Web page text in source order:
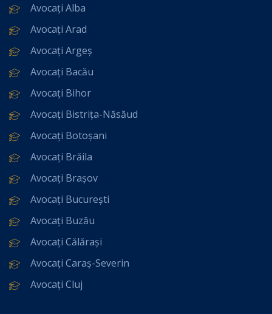
Avocați Alba
Avocați Arad
Avocați Argeș
Avocați Bacău
Avocați Bihor
Avocați Bistrița-Năsăud
Avocați Botoșani
Avocați Brăila
Avocați Brașov
Avocați București
Avocați Buzău
Avocați Călărași
Avocați Caraș-Severin
Avocați Cluj